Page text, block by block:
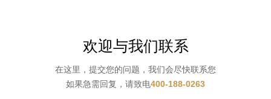
欢迎与我们联系
在这里，提交您的问题，我们会尽快联系您
如果急需回复，请致电400-188-0263